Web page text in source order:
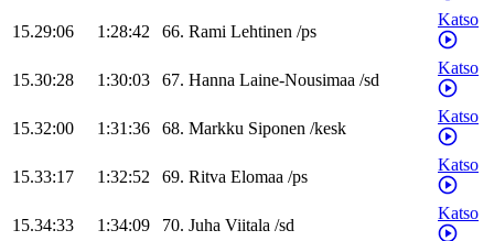
15.29:06 1:28:42 66. Rami Lehtinen /ps
Katso
15.30:28 1:30:03 67. Hanna Laine-Nousimaa /sd
Katso
15.32:00 1:31:36 68. Markku Siponen /kesk
Katso
15.33:17 1:32:52 69. Ritva Elomaa /ps
Katso
15.34:33 1:34:09 70. Juha Viitala /sd
Katso